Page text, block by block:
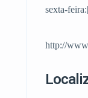
sexta-
http://